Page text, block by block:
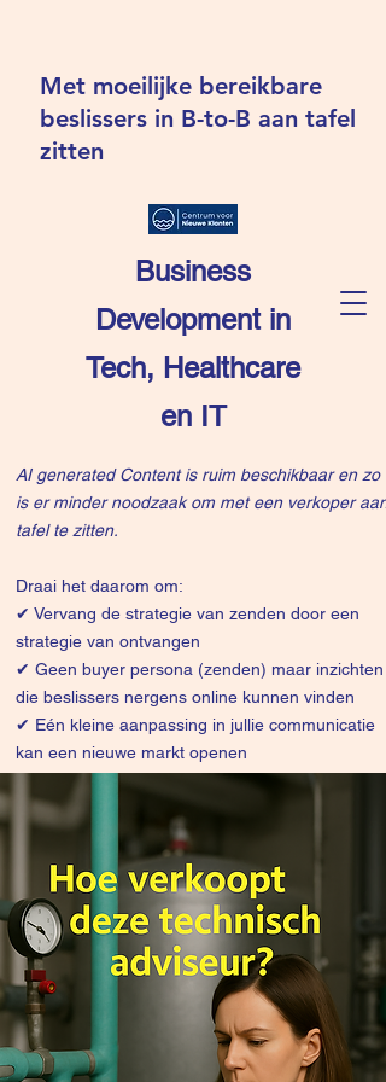
Business
Development in
Tech, Healthcare
en IT
Met moeilijke bereikbare
beslissers in B-to-B aan tafel
zitten
AI generated Content is ruim beschikbaar en zo
is er minder noodzaak om met een verkoper aan
tafel te zitten.
Draai het daarom om:
✔ Vervang de strategie van zenden door een
strategie van ontvangen
✔ Geen buyer persona (zenden) maar inzichten
die beslissers nergens online kunnen vinden
✔ Eén kleine aanpassing in jullie communicatie
kan een nieuwe markt openen